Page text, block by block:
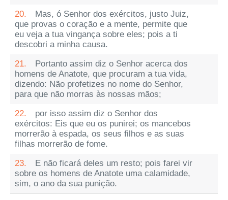
20.
Mas, ó Senhor dos exércitos, justo Juiz,
que provas o coração e a mente, permite que
eu veja a tua vingança sobre eles; pois a ti
descobri a minha causa.
21.
Portanto assim diz o Senhor acerca dos
homens de Anatote, que procuram a tua vida,
dizendo: Não profetizes no nome do Senhor,
para que não morras às nossas mãos;
22.
por isso assim diz o Senhor dos
exércitos: Eis que eu os punirei; os mancebos
morrerão à espada, os seus filhos e as suas
filhas morrerão de fome.
23.
E não ficará deles um resto; pois farei vir
sobre os homens de Anatote uma calamidade,
sim, o ano da sua punição.